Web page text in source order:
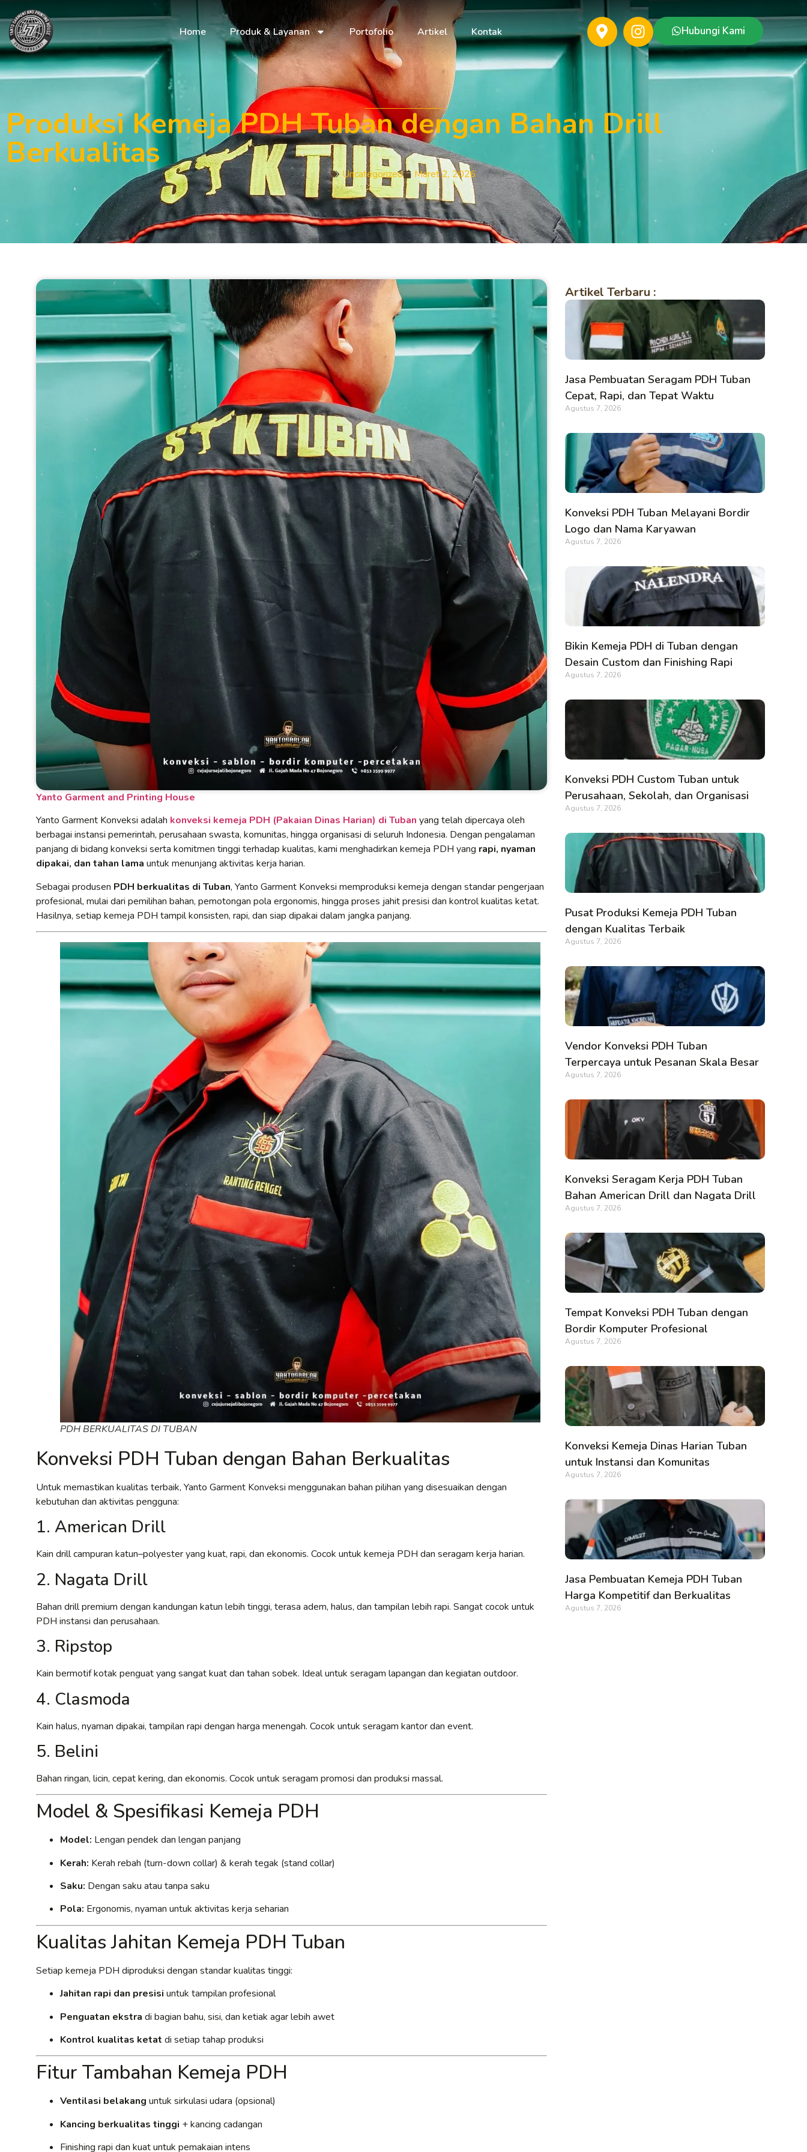
Home Produk & Layanan Portofolio Artikel Kontak Hubungi Kami
Produksi Kemeja PDH Tuban dengan Bahan Drill
Berkualitas
Uncategorized Maret 2, 2026
Yanto Garment and Printing House
Yanto Garment Konveksi adalah konveksi kemeja PDH (Pakaian Dinas Harian) di Tuban yang telah dipercaya oleh
berbagai instansi pemerintah, perusahaan swasta, komunitas, hingga organisasi di seluruh Indonesia. Dengan pengalaman
panjang di bidang konveksi serta komitmen tinggi terhadap kualitas, kami menghadirkan kemeja PDH yang rapi, nyaman
dipakai, dan tahan lama untuk menunjang aktivitas kerja harian.
Sebagai produsen PDH berkualitas di Tuban, Yanto Garment Konveksi memproduksi kemeja dengan standar pengerjaan
profesional, mulai dari pemilihan bahan, pemotongan pola ergonomis, hingga proses jahit presisi dan kontrol kualitas ketat.
Hasilnya, setiap kemeja PDH tampil konsisten, rapi, dan siap dipakai dalam jangka panjang.
PDH BERKUALITAS DI TUBAN
Konveksi PDH Tuban dengan Bahan Berkualitas
Untuk memastikan kualitas terbaik, Yanto Garment Konveksi menggunakan bahan pilihan yang disesuaikan dengan
kebutuhan dan aktivitas pengguna:
1. American Drill
Kain drill campuran katun–polyester yang kuat, rapi, dan ekonomis. Cocok untuk kemeja PDH dan seragam kerja harian.
2. Nagata Drill
Bahan drill premium dengan kandungan katun lebih tinggi, terasa adem, halus, dan tampilan lebih rapi. Sangat cocok untuk
PDH instansi dan perusahaan.
3. Ripstop
Kain bermotif kotak penguat yang sangat kuat dan tahan sobek. Ideal untuk seragam lapangan dan kegiatan outdoor.
4. Clasmoda
Kain halus, nyaman dipakai, tampilan rapi dengan harga menengah. Cocok untuk seragam kantor dan event.
5. Belini
Bahan ringan, licin, cepat kering, dan ekonomis. Cocok untuk seragam promosi dan produksi massal.
Model & Spesifikasi Kemeja PDH
Model: Lengan pendek dan lengan panjang
Kerah: Kerah rebah (turn-down collar) & kerah tegak (stand collar)
Saku: Dengan saku atau tanpa saku
Pola: Ergonomis, nyaman untuk aktivitas kerja seharian
Kualitas Jahitan Kemeja PDH Tuban
Setiap kemeja PDH diproduksi dengan standar kualitas tinggi:
Jahitan rapi dan presisi untuk tampilan profesional
Penguatan ekstra di bagian bahu, sisi, dan ketiak agar lebih awet
Kontrol kualitas ketat di setiap tahap produksi
Fitur Tambahan Kemeja PDH
Ventilasi belakang untuk sirkulasi udara (opsional)
Kancing berkualitas tinggi + kancing cadangan
Finishing rapi dan kuat untuk pemakaian intens
Artikel Terbaru :
Jasa Pembuatan Seragam PDH Tuban
Cepat, Rapi, dan Tepat Waktu
Agustus 7, 2026
Konveksi PDH Tuban Melayani Bordir
Logo dan Nama Karyawan
Agustus 7, 2026
Bikin Kemeja PDH di Tuban dengan
Desain Custom dan Finishing Rapi
Agustus 7, 2026
Konveksi PDH Custom Tuban untuk
Perusahaan, Sekolah, dan Organisasi
Agustus 7, 2026
Pusat Produksi Kemeja PDH Tuban
dengan Kualitas Terbaik
Agustus 7, 2026
Vendor Konveksi PDH Tuban
Terpercaya untuk Pesanan Skala Besar
Agustus 7, 2026
Konveksi Seragam Kerja PDH Tuban
Bahan American Drill dan Nagata Drill
Agustus 7, 2026
Tempat Konveksi PDH Tuban dengan
Bordir Komputer Profesional
Agustus 7, 2026
Konveksi Kemeja Dinas Harian Tuban
untuk Instansi dan Komunitas
Agustus 7, 2026
Jasa Pembuatan Kemeja PDH Tuban
Harga Kompetitif dan Berkualitas
Agustus 7, 2026